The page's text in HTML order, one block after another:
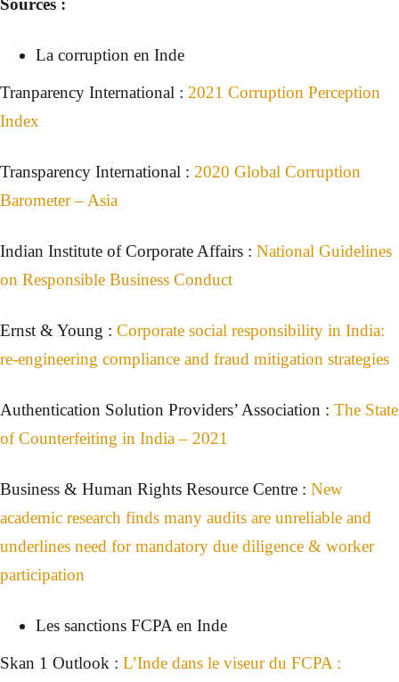
Sources :
La corruption en Inde
Tranparency International : 2021 Corruption Perception
Index
Transparency International : 2020 Global Corruption
Barometer – Asia
Indian Institute of Corporate Affairs : National Guidelines
on Responsible Business Conduct
Ernst & Young : Corporate social responsibility in India:
re-engineering compliance and fraud mitigation strategies
Authentication Solution Providers’ Association : The State
of Counterfeiting in India – 2021
Business & Human Rights Resource Centre : New
academic research finds many audits are unreliable and
underlines need for mandatory due diligence & worker
participation
Les sanctions FCPA en Inde
Skan 1 Outlook : L’Inde dans le viseur du FCPA :